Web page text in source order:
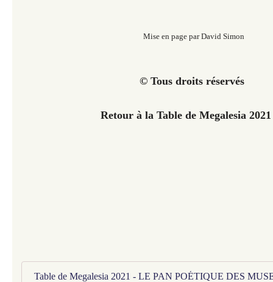
Mise en page par David Simon
© Tous droits réservés
Retour à la Table de Megalesia
Table de Megalesia 2021 - LE PAN POÉTIQUE DES